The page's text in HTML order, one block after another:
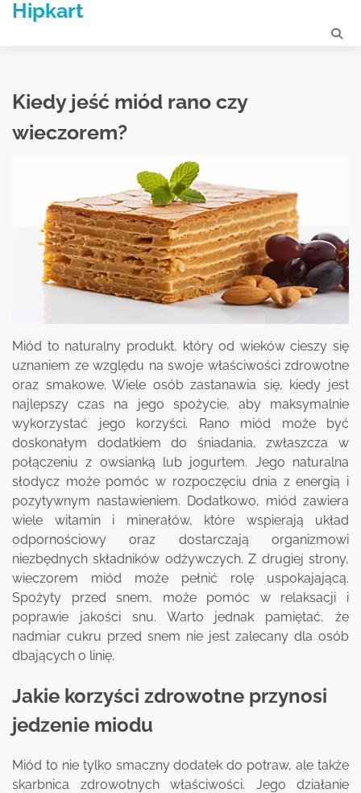
SkipHipkart
Kiedy jeść miód rano czy
wieczorem?
Miód to naturalny produkt, który od wieków cieszy się
uznaniem ze względu na swoje właściwości zdrowotne
oraz smakowe. Wiele osób zastanawia się, kiedy jest
najlepszy czas na jego spożycie, aby maksymalnie
wykorzystać jego korzyści. Rano miód może być
doskonałym dodatkiem do śniadania, zwłaszcza w
połączeniu z owsianką lub jogurtem. Jego naturalna
słodycz może pomóc w rozpoczęciu dnia z energią i
pozytywnym nastawieniem. Dodatkowo, miód zawiera
wiele witamin i minerałów, które wspierają układ
odpornościowy oraz dostarczają organizmowi
niezbędnych składników odżywczych. Z drugiej strony,
wieczorem miód może pełnić rolę uspokajającą.
Spożyty przed snem, może pomóc w relaksacji i
poprawie jakości snu. Warto jednak pamiętać, że
nadmiar cukru przed snem nie jest zalecany dla osób
dbających o linię.
Jakie korzyści zdrowotne przynosi
jedzenie miodu
Miód to nie tylko smaczny dodatek do potraw, ale także
skarbnica zdrowotnych właściwości. Jego działanie